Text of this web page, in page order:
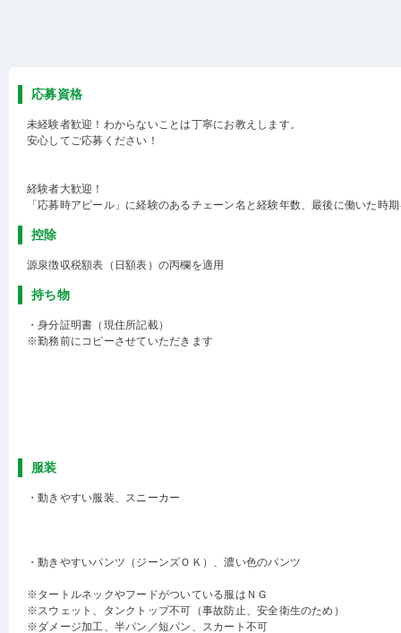
応募資格
未経験者歓迎！わからないことは丁寧にお教えします。
安心してご応募ください！
経験者大歓迎！
「応募時アピール」に経験のあるチェーン名と経験年数、最後に働いた時
控除
源泉徴収税額表（日額表）の丙欄を適用
持ち物
・身分証明書（現住所記載）
※勤務前にコピーさせていただきます
服装
・動きやすい服装、スニーカー
・動きやすいパンツ（ジーンズＯＫ）、濃い色のパンツ
※タートルネックやフードがついている服はＮＧ
※スウェット、タンクトップ不可（事故防止、安全衛生のため）
※ダメージ加工、半パン／短パン、スカート不可